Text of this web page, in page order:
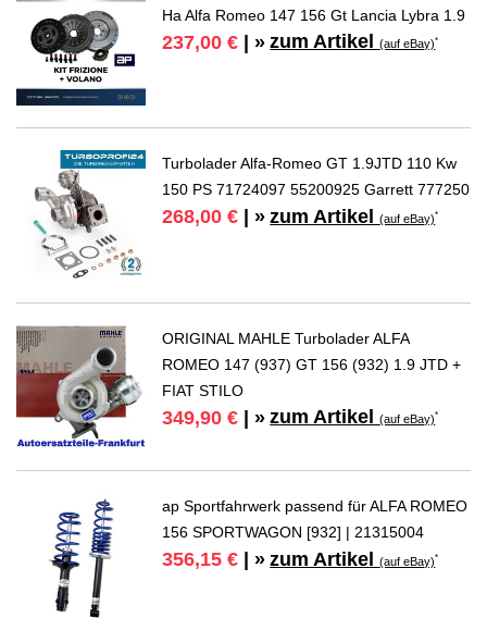
Ha Alfa Romeo 147 156 Gt Lancia Lybra 1.9
237,00 € | » zum Artikel(auf eBay)*
Turbolader Alfa-Romeo GT 1.9JTD 110 Kw
150 PS 71724097 55200925 Garrett 777250
268,00 € | » zum Artikel(auf eBay)*
ORIGINAL MAHLE Turbolader ALFA
ROMEO 147 (937) GT 156 (932) 1.9 JTD +
FIAT STILO
349,90 € | » zum Artikel(auf eBay)*
ap Sportfahrwerk passend für ALFA ROMEO
156 SPORTWAGON [932] | 21315004
356,15 € | » zum Artikel(auf eBay)*